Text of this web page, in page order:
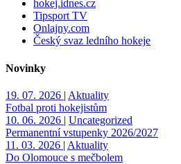
hokej.idnes.cz
Tipsport TV
Onlajny.com
Český svaz ledního hokeje
Novinky
19. 07. 2026 | Aktuality
Fotbal proti hokejistům
10. 06. 2026 | Uncategorized
Permanentní vstupenky 2026/2027
11. 03. 2026 | Aktuality
Do Olomouce s mečbolem